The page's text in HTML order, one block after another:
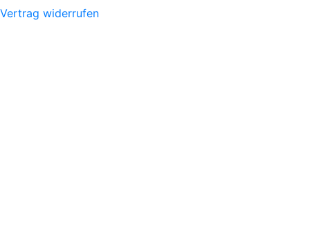
Vertrag widerrufen